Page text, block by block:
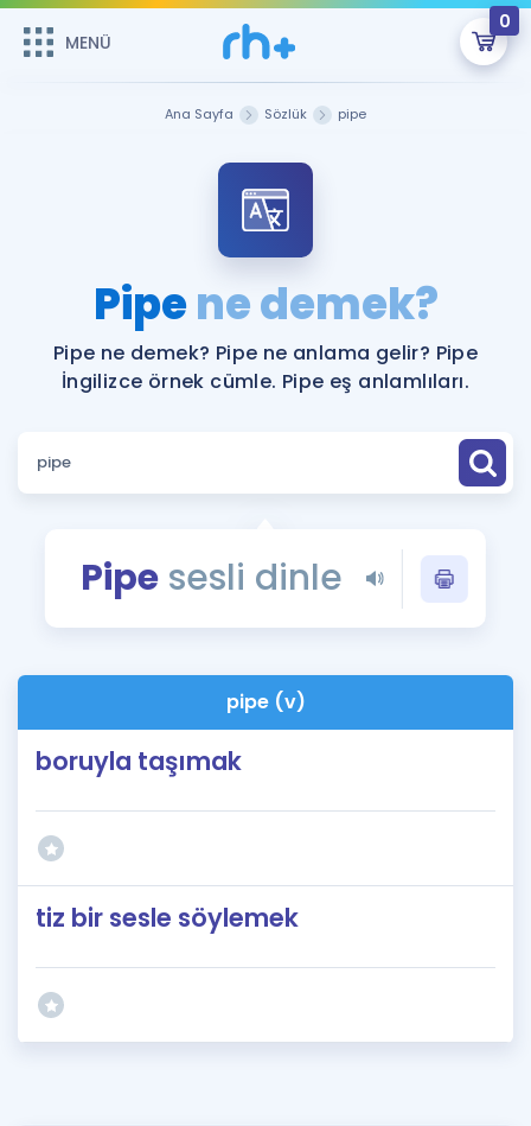
MENÜ
0
ÜYE DEĞİLİM
Sepetin Şu An Boş.
Remzi Hoca ile seni sınava hazırlayacak onlarca eğitim seni
bekliyor!
MENÜ
Katılımcı Görüşleri
Faydalı Araçlar
Sözlük
Rehberlik Aracı
Blog
İngilizce Gramer
Ana Sayfa Sözlük pipe
Pipene demek?
Pipe ne demek? Pipe ne anlama gelir? Pipe
İngilizce örnek cümle. Pipe eş anlamlıları.
Pipesesli dinle
pipe (v)
boruyla taşımak
tiz bir sesle söylemek